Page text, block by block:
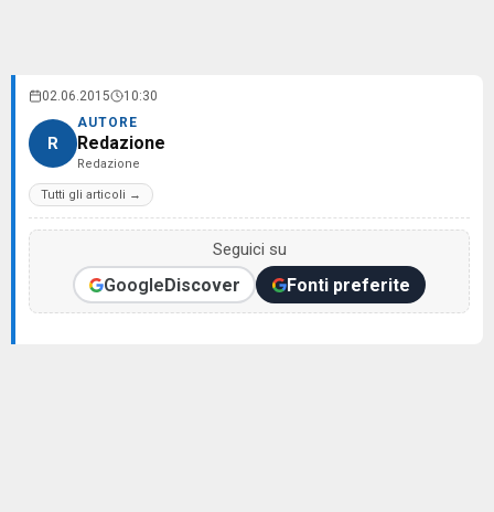
02.06.2015 10:30
R
AUTORE
Redazione
Redazione
Tutti gli articoli →
Seguici su
GoogleDiscover Fonti preferite